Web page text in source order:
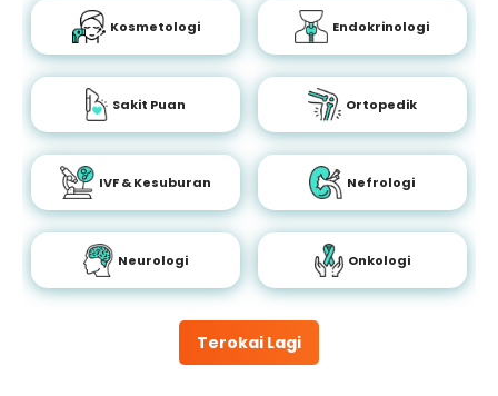
Terokai Lagi
Kosmetologi Endokrinologi
Sakit Puan Ortopedik
IVF & Kesuburan Nefrologi
Neurologi Onkologi